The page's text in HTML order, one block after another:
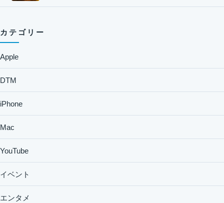
カテゴリー
Apple
DTM
iPhone
Mac
YouTube
イベント
エンタメ